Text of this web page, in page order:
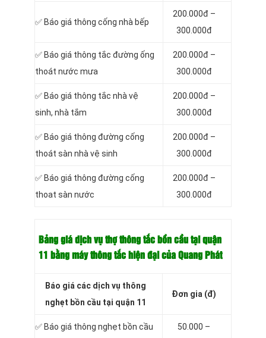
✅ Báo giá thông cống nhà bếp
200.000đ –
300.000đ
✅ Báo giá thông tắc đường ống
thoát nước mưa
200.000đ –
300.000đ
✅ Báo giá thông tắc nhà vệ
sinh, nhà tắm
200.000đ –
300.000đ
✅ Báo giá thông đường cống
thoát sàn nhà vệ sinh
200.000đ –
300.000đ
✅ Báo giá thông đường cống
thoat sàn nước
200.000đ –
300.000đ
Bảng giá dịch vụ thợ thông tắc bồn cầu tại quận
11 bằng máy thông tắc hiện đại của Quang Phát
Báo giá các dịch vụ thông
nghẹt bồn cầu tại quận 11
Đơn gia (đ)
✅ Báo giá thông nghẹt bồn cầu
50.000 –